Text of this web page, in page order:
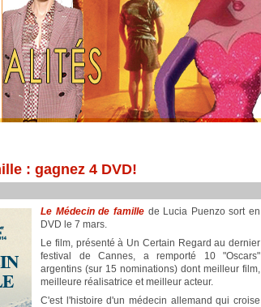
: gagnez 4 DVD!
Le Médecin de famillede Lucia Puenzo sort en
DVD le 7 mars.
Le film, présenté à Un Certain Regard au dernier
festival de Cannes, a remporté 10 "Oscars"
argentins (sur 15 nominations) dont meilleur film,
meilleure réalisatrice et meilleur acteur.
C'est l'histoire d'un médecin allemand qui croise